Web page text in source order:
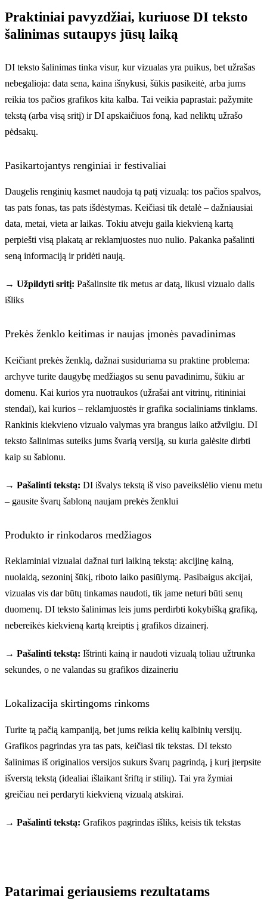
Praktiniai pavyzdžiai, kuriuose DI teksto
šalinimas sutaupys jūsų laiką
DI teksto šalinimas tinka visur, kur vizualas yra puikus, bet užrašas
nebegalioja: data sena, kaina išnykusi, šūkis pasikeitė, arba jums
reikia tos pačios grafikos kita kalba. Tai veikia paprastai: pažymite
tekstą (arba visą sritį) ir DI apskaičiuos foną, kad neliktų užrašo
pėdsakų.
Pasikartojantys renginiai ir festivaliai
Daugelis renginių kasmet naudoja tą patį vizualą: tos pačios spalvos,
tas pats fonas, tas pats išdėstymas. Keičiasi tik detalė – dažniausiai
data, metai, vieta ar laikas. Tokiu atveju gaila kiekvieną kartą
perpiešti visą plakatą ar reklamjuostes nuo nulio. Pakanka pašalinti
seną informaciją ir pridėti naują.
→ Užpildyti sritį: Pašalinsite tik metus ar datą, likusi vizualo dalis
išliks
Prekės ženklo keitimas ir naujas įmonės pavadinimas
Keičiant prekės ženklą, dažnai susiduriama su praktine problema:
archyve turite daugybę medžiagos su senu pavadinimu, šūkiu ar
domenu. Kai kurios yra nuotraukos (užrašai ant vitrinų, ritininiai
stendai), kai kurios – reklamjuostės ir grafika socialiniams tinklams.
Rankinis kiekvieno vizualo valymas yra brangus laiko atžvilgiu. DI
teksto šalinimas suteiks jums švarią versiją, su kuria galėsite dirbti
kaip su šablonu.
→ Pašalinti tekstą: DI išvalys tekstą iš viso paveikslėlio vienu metu
– gausite švarų šabloną naujam prekės ženklui
Produkto ir rinkodaros medžiagos
Reklaminiai vizualai dažnai turi laikiną tekstą: akcijinę kainą,
nuolaidą, sezoninį šūkį, riboto laiko pasiūlymą. Pasibaigus akcijai,
vizualas vis dar būtų tinkamas naudoti, tik jame neturi būti senų
duomenų. DI teksto šalinimas leis jums perdirbti kokybišką grafiką,
nebereikės kiekvieną kartą kreiptis į grafikos dizainerį.
→ Pašalinti tekstą: Ištrinti kainą ir naudoti vizualą toliau užtrunka
sekundes, o ne valandas su grafikos dizaineriu
Lokalizacija skirtingoms rinkoms
Turite tą pačią kampaniją, bet jums reikia kelių kalbinių versijų.
Grafikos pagrindas yra tas pats, keičiasi tik tekstas. DI teksto
šalinimas iš originalios versijos sukurs švarų pagrindą, į kurį įterpsite
išverstą tekstą (idealiai išlaikant šriftą ir stilių). Tai yra žymiai
greičiau nei perdaryti kiekvieną vizualą atskirai.
→ Pašalinti tekstą: Grafikos pagrindas išliks, keisis tik tekstas
Patarimai geriausiems rezultatams